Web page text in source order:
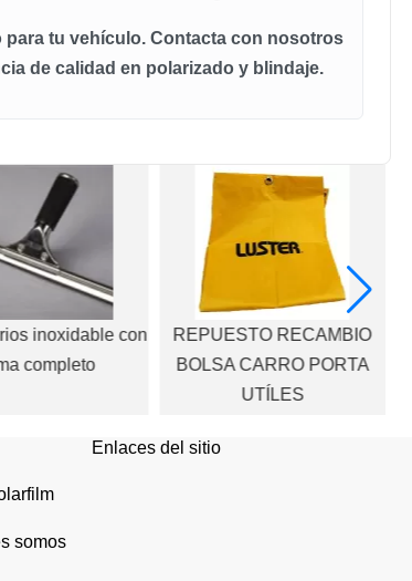
tu vehículo. Contacta con nosotros
de calidad en polarizado y blindaje.
inoxidable con
completo
REPUESTO RECAMBIO
BOLSA CARRO PORTA
UTÍLES
Enlaces del sitio
somos